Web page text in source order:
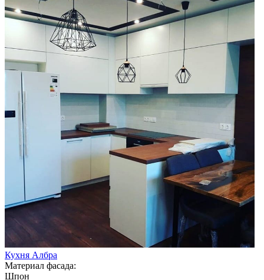
Кухня Албра
Материал фасада:
Шпон